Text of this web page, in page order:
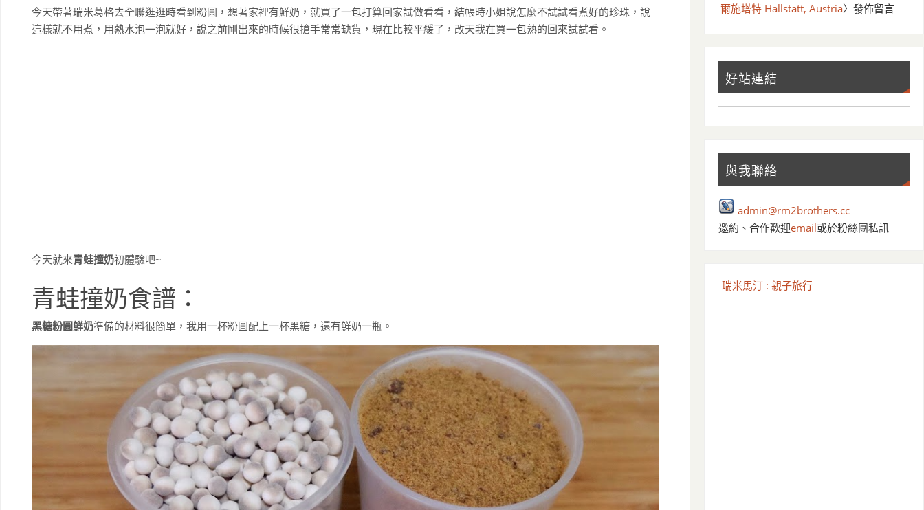
今天帶著瑞米葛格去全聯逛逛時看到粉圓，想著家裡有鮮奶，就買了一包打算回家試做看看，結帳時小姐說怎麼不試試看煮好的珍珠，說
這樣就不用煮，用熱水泡一泡就好，說之前剛出來的時候很搶手常常缺貨，現在比較平緩了，改天我在買一包熟的回來試試看。
今天就來青蛙撞奶初體驗吧~
青蛙撞奶食譜：
黑糖粉圓鮮奶準備的材料很簡單，我用一杯粉圓配上一杯黑糖，還有鮮奶一瓶。
爾施塔特 Hallstatt, Austria〉發佈留言
好站連結
與我聯絡
admin@rm2brothers.cc
邀約、合作歡迎email或於粉絲團私訊
瑞米馬汀 : 親子旅行